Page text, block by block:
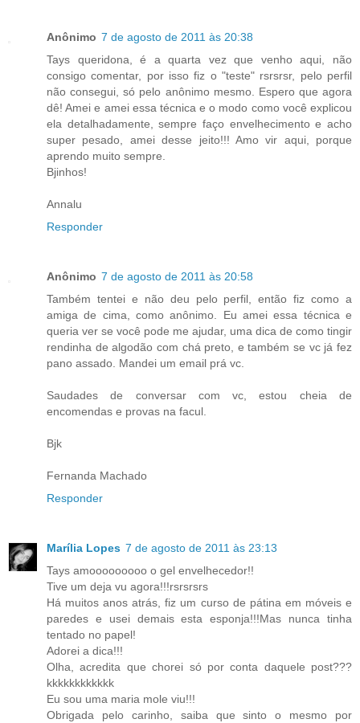
Anônimo 7 de agosto de 2011 às 20:38
Tays queridona, é a quarta vez que venho aqui, não
consigo comentar, por isso fiz o "teste" rsrsrsr, pelo perfil
não consegui, só pelo anônimo mesmo. Espero que agora
dê! Amei e amei essa técnica e o modo como você explicou
ela detalhadamente, sempre faço envelhecimento e acho
super pesado, amei desse jeito!!! Amo vir aqui, porque
aprendo muito sempre.
Bjinhos!
Annalu
Responder
Anônimo 7 de agosto de 2011 às 20:58
Também tentei e não deu pelo perfil, então fiz como a
amiga de cima, como anônimo. Eu amei essa técnica e
queria ver se você pode me ajudar, uma dica de como tingir
rendinha de algodão com chá preto, e também se vc já fez
pano assado. Mandei um email prá vc.
Saudades de conversar com vc, estou cheia de
encomendas e provas na facul.
Bjk
Fernanda Machado
Responder
Marília Lopes 7 de agosto de 2011 às 23:13
Tays amooooooooo o gel envelhecedor!!
Tive um deja vu agora!!!rsrsrsrs
Há muitos anos atrás, fiz um curso de pátina em móveis e
paredes e usei demais esta esponja!!!Mas nunca tinha
tentado no papel!
Adorei a dica!!!
Olha, acredita que chorei só por conta daquele post???
kkkkkkkkkkkk
Eu sou uma maria mole viu!!!
Obrigada pelo carinho, saiba que sinto o mesmo por